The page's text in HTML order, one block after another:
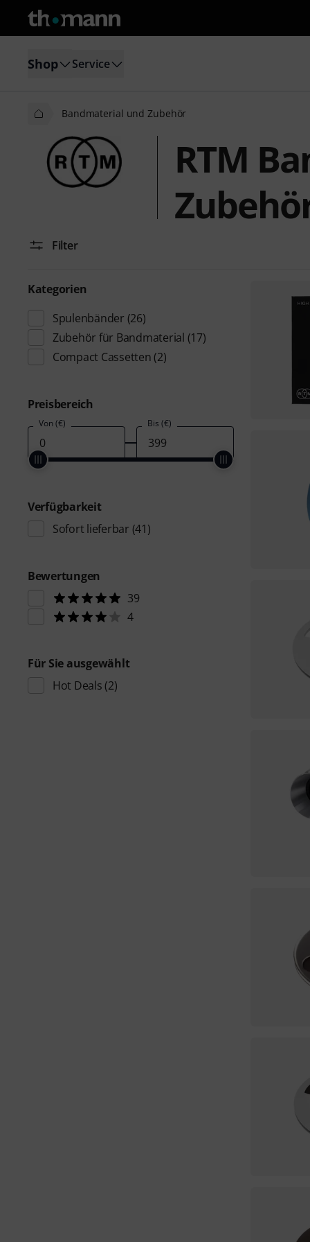
Shop Service
Bandmaterial und Zubehör
RTM
Filter
Kategorien
Spulenbänder (26)
Zubehör für Bandmaterial (17)
Compact Cassetten (2)
Preisbereich
Von (€) Bis (€)
Verfügbarkeit
Sofort lieferbar (41)
Bewertungen
39
4
Für Sie ausgewählt
Hot Deals (2)